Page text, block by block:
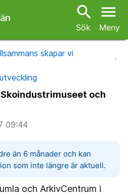
search
Sök
menu
Meny
skapar vi
och
09:44
än 6 månader och kan
som inte längre är aktuell.
och ArkivCentrum i